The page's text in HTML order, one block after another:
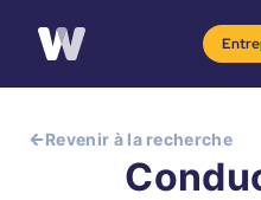
Revenir à la recherche